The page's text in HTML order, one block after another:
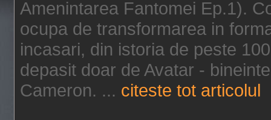
Amenintarea Fantomei Ep.1).
ocupa de transformarea in
incasari, din istoria de peste
depasit doar de Avatar -
Cameron. ... citeste tot articolul